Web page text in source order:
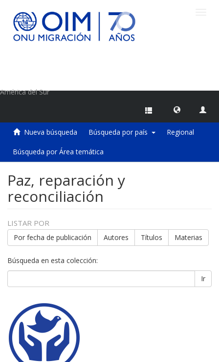
América del Sur
Nueva búsqueda Búsqueda por país Regional
Búsqueda por Área temática
Paz, reparación y
reconciliación
LISTAR POR
Por fecha de publicación Autores Títulos Materias
Búsqueda en esta colección:
Ir